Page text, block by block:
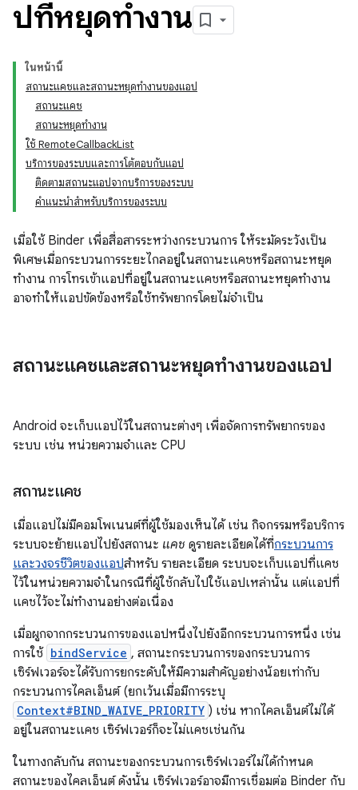
ปที่หยุดทำงาน
ในหน้านี้
สถานะแคชและสถานะหยุดทำงานของแอป
สถานะแคช
สถานะหยุดทำงาน
ใช้ RemoteCallbackList
บริการของระบบและการโต้ตอบกับแอป
ติดตามสถานะแอปจากบริการของระบบ
คำแนะนำสำหรับบริการของระบบ
เมื่อใช้ Binder เพื่อสื่อสารระหว่างกระบวนการ ให้ระมัดระวังเป็น
พิเศษเมื่อกระบวนการระยะไกลอยู่ในสถานะแคชหรือสถานะหยุด
ทำงาน การโทรเข้าแอปที่อยู่ในสถานะแคชหรือสถานะหยุดทำงาน
อาจทำให้แอปขัดข้องหรือใช้ทรัพยากรโดยไม่จำเป็น
สถานะแคชและสถานะหยุดทำงานของแอป
Android จะเก็บแอปไว้ในสถานะต่างๆ เพื่อจัดการทรัพยากรของ
ระบบ เช่น หน่วยความจำและ CPU
สถานะแคช
เมื่อแอปไม่มีคอมโพเนนต์ที่ผู้ใช้มองเห็นได้ เช่น กิจกรรมหรือบริการ
ระบบจะย้ายแอปไปยังสถานะ แคช ดูรายละเอียดได้ที่กระบวนการ
และวงจรชีวิตของแอปสำหรับ รายละเอียด ระบบจะเก็บแอปที่แคช
ไว้ในหน่วยความจำในกรณีที่ผู้ใช้กลับไปใช้แอปเหล่านั้น แต่แอปที่
แคชไว้จะไม่ทำงานอย่างต่อเนื่อง
เมื่อผูกจากกระบวนการของแอปหนึ่งไปยังอีกกระบวนการหนึ่ง เช่น
การใช้ bindService , สถานะกระบวนการของกระบวนการ
เซิร์ฟเวอร์จะได้รับการยกระดับให้มีความสำคัญอย่างน้อยเท่ากับ
กระบวนการไคลเอ็นต์ (ยกเว้นเมื่อมีการระบุ
Context#BIND_WAIVE_PRIORITY ) เช่น หากไคลเอ็นต์ไม่ได้
อยู่ในสถานะแคช เซิร์ฟเวอร์ก็จะไม่แคชเช่นกัน
ในทางกลับกัน สถานะของกระบวนการเซิร์ฟเวอร์ไม่ได้กำหนด
สถานะของไคลเอ็นต์ ดังนั้น เซิร์ฟเวอร์อาจมีการเชื่อมต่อ Binder กับ